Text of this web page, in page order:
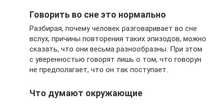
Говорить во сне это нормально
Разбирая, почему человек разговаривает во сне
вслух, причины повторения таких эпизодов, можно
сказать, что они весьма разнообразны. При этом
с уверенностью говорят лишь о том, что говорун
не предполагает, что он так поступает.
Что думают окружающие